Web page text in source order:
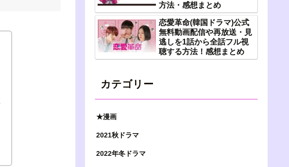
方法・感想まとめ
恋愛革命(韓国ドラマ)公式
無料動画配信や再放送・見
逃しを1話から全話フル視
聴する方法！感想まとめ
カテゴリー
★漫画
2021秋ドラマ
2022年冬ドラマ